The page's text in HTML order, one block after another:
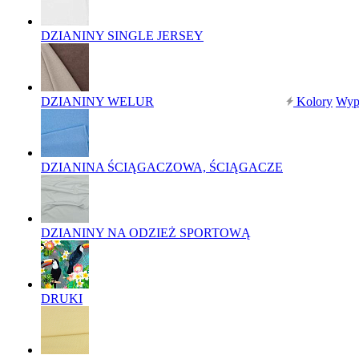
DZIANINY SINGLE JERSEY
DZIANINY WELUR
DZIANINA ŚCIĄGACZOWA, ŚCIĄGACZE
DZIANINY NA ODZIEŻ SPORTOWĄ
DRUKI
Kolory